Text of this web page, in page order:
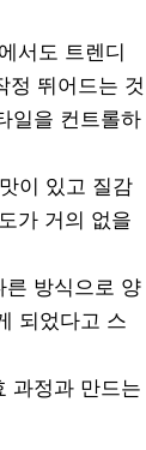
서도 트렌디
정 뛰어드는 것
일을 컨트롤하
이 있고 질감
가 거의 없을
른 방식으로 양
되었다고 스
과정과 만드는